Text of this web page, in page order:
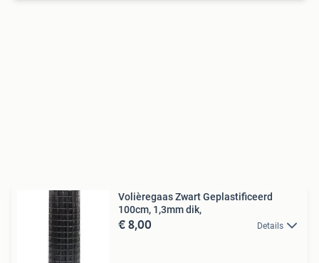
Volièregaas Zwart Geplastificeerd
100cm, 1,3mm dik,
€ 8,00 Details